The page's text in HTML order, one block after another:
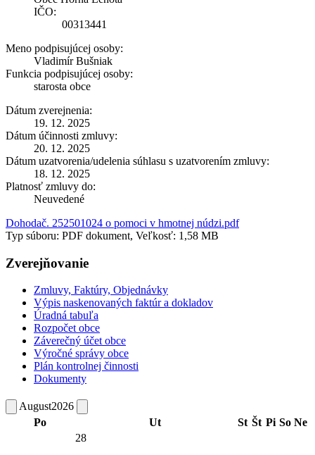
IČO:
00313441
Meno podpisujúcej osoby:
Vladimír Bušniak
Funkcia podpisujúcej osoby:
starosta obce
Dátum zverejnenia:
19. 12. 2025
Dátum účinnosti zmluvy:
20. 12. 2025
Dátum uzatvorenia/udelenia súhlasu s uzatvorením zmluvy:
18. 12. 2025
Platnosť zmluvy do:
Neuvedené
Dohodač. 252501024 o pomoci v hmotnej núdzi.pdf
Typ súboru: PDF dokument, Veľkosť: 1,58 MB
Zverejňovanie
Zmluvy, Faktúry, Objednávky
Výpis naskenovaných faktúr a dokladov
Úradná tabuľa
Rozpočet obce
Záverečný účet obce
Výročné správy obce
Plán kontrolnej činnosti
Dokumenty
August2026
Po
Ut St Št Pi So Ne
28